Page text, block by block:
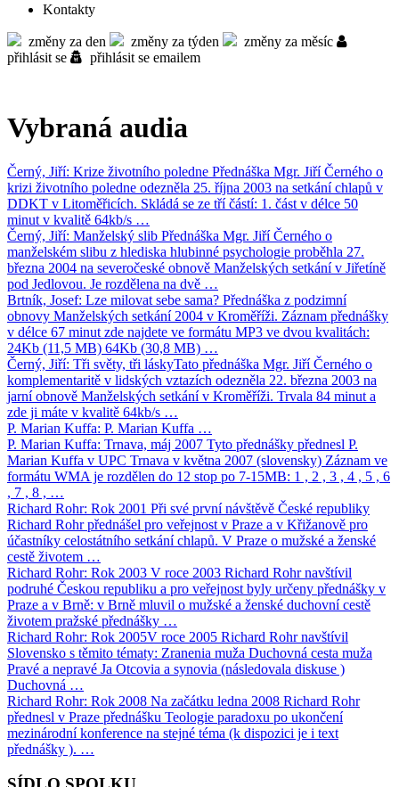
Kontakty
změny za den změny za týden
změny za měsíc
přihlásit se
přihlásit se emailem
Vybraná audia
Černý, Jiří: Krize životního poledne Přednáška Mgr. Jiří Černého o
krizi životního poledne odezněla 25. října 2003 na setkání chlapů v
DDKT v Litoměřicích. Skládá se ze tří částí: 1. část v délce 50
minut v kvalitě 64kb/s …
Černý, Jiří: Manželský slib Přednáška Mgr. Jiří Černého o
manželském slibu z hlediska hlubinné psychologie proběhla 27.
března 2004 na severočeské obnově Manželských setkání v Jiřetíně
pod Jedlovou. Je rozdělena na dvě …
Brtník, Josef: Lze milovat sebe sama? Přednáška z podzimní
obnovy Manželských setkání 2004 v Kroměříži. Záznam přednášky
v délce 67 minut zde najdete ve formátu MP3 ve dvou kvalitách:
24Kb (11,5 MB) 64Kb (30,8 MB) …
Černý, Jiří: Tři světy, tři láskyTato přednáška Mgr. Jiří Černého o
komplementaritě v lidských vztazích odezněla 22. března 2003 na
jarní obnově Manželských setkání v Kroměříži. Trvala 84 minut a
zde ji máte v kvalitě 64kb/s …
P. Marian Kuffa: P. Marian Kuffa …
P. Marian Kuffa: Trnava, máj 2007 Tyto přednášky přednesl P.
Marian Kuffa v UPC Trnava v května 2007 (slovensky) Záznam ve
formátu WMA je rozdělen do 12 stop po 7-15MB: 1 , 2 , 3 , 4 , 5 , 6
, 7 , 8 , …
Richard Rohr: Rok 2001 Při své první návštěvě České republiky
Richard Rohr přednášel pro veřejnost v Praze a v Křižanově pro
účastníky celostátního setkání chlapů. V Praze o mužské a ženské
cestě životem …
Richard Rohr: Rok 2003 V roce 2003 Richard Rohr navštívil
podruhé Českou republiku a pro veřejnost byly určeny přednášky v
Praze a v Brně: v Brně mluvil o mužské a ženské duchovní cestě
životem pražské přednášky …
Richard Rohr: Rok 2005V roce 2005 Richard Rohr navštívil
Slovensko s těmito tématy: Zranenia muža Duchovná cesta muža
Pravé a nepravé Ja Otcovia a synovia (následovala diskuse )
Duchovná …
Richard Rohr: Rok 2008 Na začátku ledna 2008 Richard Rohr
přednesl v Praze přednášku Teologie paradoxu po ukončení
mezinárodní konference na stejné téma (k dispozici je i text
přednášky ). …